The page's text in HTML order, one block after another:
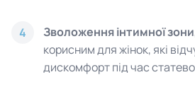
4 Зволоження інтимної зони
корисним для жінок, які
дискомфорт під час